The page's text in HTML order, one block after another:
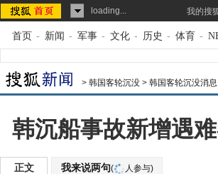
loading... 我的搜
首页 - 新闻 - 军事 - 文化 - 历史 - 体育 -
> 韩国客轮沉没 > 韩国客轮沉没消息
韩沉船事故新增遇
正文 我来说两句( 人参与)